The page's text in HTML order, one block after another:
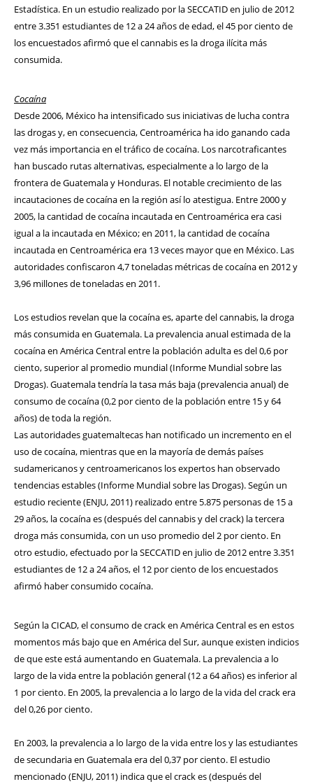
Estadística. En un estudio realizado por la SECCATID en julio de 2012
entre 3.351 estudiantes de 12 a 24 años de edad, el 45 por ciento de
los encuestados afirmó que el cannabis es la droga ilícita más
consumida.
Cocaína
Desde 2006, México ha intensificado sus iniciativas de lucha contra
las drogas y, en consecuencia, Centroamérica ha ido ganando cada
vez más importancia en el tráfico de cocaína. Los narcotraficantes
han buscado rutas alternativas, especialmente a lo largo de la
frontera de Guatemala y Honduras. El notable crecimiento de las
incautaciones de cocaína en la región así lo atestigua. Entre 2000 y
2005, la cantidad de cocaína incautada en Centroamérica era casi
igual a la incautada en México; en 2011, la cantidad de cocaína
incautada en Centroamérica era 13 veces mayor que en México. Las
autoridades confiscaron 4,7 toneladas métricas de cocaína en 2012 y
3,96 millones de toneladas en 2011.
Los estudios revelan que la cocaína es, aparte del cannabis, la droga
más consumida en Guatemala. La prevalencia anual estimada de la
cocaína en América Central entre la población adulta es del 0,6 por
ciento, superior al promedio mundial (Informe Mundial sobre las
Drogas). Guatemala tendría la tasa más baja (prevalencia anual) de
consumo de cocaína (0,2 por ciento de la población entre 15 y 64
años) de toda la región.
Las autoridades guatemaltecas han notificado un incremento en el
uso de cocaína, mientras que en la mayoría de demás países
sudamericanos y centroamericanos los expertos han observado
tendencias estables (Informe Mundial sobre las Drogas). Según un
estudio reciente (ENJU, 2011) realizado entre 5.875 personas de 15 a
29 años, la cocaína es (después del cannabis y del crack) la tercera
droga más consumida, con un uso promedio del 2 por ciento. En
otro estudio, efectuado por la SECCATID en julio de 2012 entre 3.351
estudiantes de 12 a 24 años, el 12 por ciento de los encuestados
afirmó haber consumido cocaína.
Según la CICAD, el consumo de crack en América Central es en estos
momentos más bajo que en América del Sur, aunque existen indicios
de que este está aumentando en Guatemala. La prevalencia a lo
largo de la vida entre la población general (12 a 64 años) es inferior al
1 por ciento. En 2005, la prevalencia a lo largo de la vida del crack era
del 0,26 por ciento.
En 2003, la prevalencia a lo largo de la vida entre los y las estudiantes
de secundaria en Guatemala era del 0,37 por ciento. El estudio
mencionado (ENJU, 2011) indica que el crack es (después del